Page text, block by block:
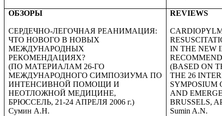
ОБЗОРЫ
СЕРДЕЧНО-ЛЕГОЧНАЯ РЕАНИМАЦИЯ:
ЧТО НОВОГО В НОВЫХ
МЕЖДУНАРОДНЫХ
РЕКОМЕНДАЦИЯХ?
(ПО МАТЕРИАЛАМ 26-ГО
МЕЖДУНАРОДНОГО СИМПОЗИУМА ПО
ИНТЕНСИВНОЙ ПОМОЩИ И
НЕОТЛОЖНОЙ МЕДИЦИНЕ,
БРЮССЕЛЬ, 21-24 АПРЕЛЯ 2006 г.)
Сумин А.Н.
REVIEWS
IN THE NEW
(BASED ON
THE 26
SYMPOSIUM
AND
BRUSSELS,
Sumin A.N.